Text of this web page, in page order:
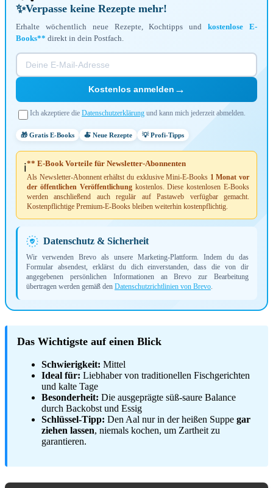
✨Verpasse keine Rezepte mehr!
Erhalte wöchentlich neue Rezepte, Kochtipps undkostenlose E-
Books** direkt in dein Postfach.
Kostenlos anmelden →
Ich akzeptiere die Datenschutzerklärung und kann mich jederzeit abmelden.
🎁 Gratis E-Books 🍝 Neue Rezepte 💡 Profi-Tipps
ℹ️** E-Book Vorteile für Newsletter-Abonnenten
Als Newsletter-Abonnent erhältst du exklusive Mini-E-Books 1 Monat vor
der öffentlichen Veröffentlichungkostenlos. Diese kostenlosen E-Books
werden anschließend auch regulär auf Pastaweb verfügbar gemacht.
Kostenpflichtige Premium-E-Books bleiben weiterhin kostenpflichtig.
Datenschutz & Sicherheit
Wir verwenden Brevo als unsere Marketing-Plattform. Indem du das
Formular absendest, erklärst du dich einverstanden, dass die von dir
angegebenen persönlichen Informationen an Brevo zur Bearbeitung
übertragen werden gemäß den Datenschutzrichtlinien von Brevo
Das Wichtigste auf einen Blick
Schwierigkeit: Mittel
Ideal für: Liebhaber von traditionellen Fischgerichten
und kalte Tage
Besonderheit: Die ausgeprägte süß-saure Balance
durch Backobst und Essig
Schlüssel-Tipp: Den Aal nur in der heißen Suppe gar
ziehen lassen, niemals kochen, um Zartheit zu
garantieren.